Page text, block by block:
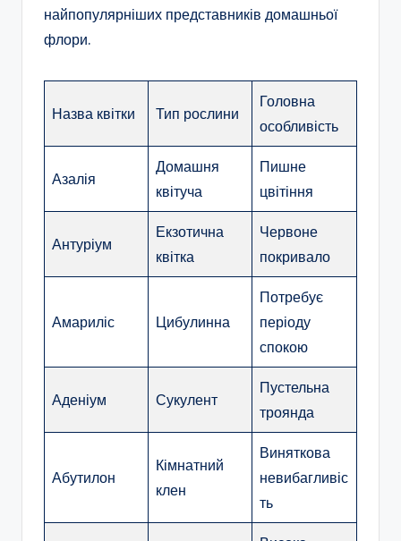
найпопулярніших представників домашньої
флори.
Назва квітки Тип рослини
Головна
особливість
Азалія
Домашня
квітуча
Пишне
цвітіння
Антуріум
Екзотична
квітка
Червоне
покривало
Амариліс Цибулинна
Потребує
періоду
спокою
Аденіум Сукулент
Пустельна
троянда
Абутилон
Кімнатний
клен
Виняткова
невибагливіс
ть